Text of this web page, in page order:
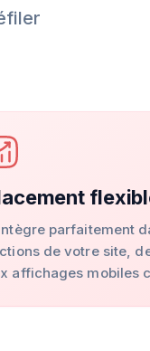
parfaitement
de votre site,
affichages mobiles